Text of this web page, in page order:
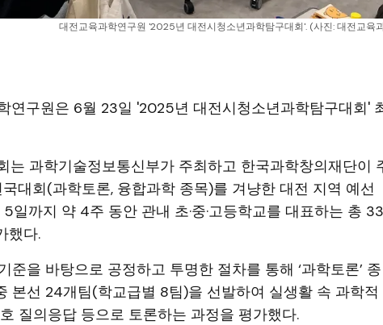
대전교육과학연구원 '2025년 대전시청소년과학탐구대회'. (사진: 대전교육
연구원은 6월 23일 '2025년 대전시청소년과학탐구대회'
는 과학기술정보통신부가 주최하고 한국과학창의재단이
국대회(과학토론, 융합과학 종목)를 겨냥한 대전 지역 예선
일까지 약 4주 동안 관내 초·중·고등학교를 대표하는 총
했다.
준을 바탕으로 공정하고 투명한 절차를 통해 ‘과학토론’ 종
본선 24개팀(학교급별 8팀)을 선발하여 실생활 속 과학적
질의응답 등으로 토론하는 과정을 평가했다.